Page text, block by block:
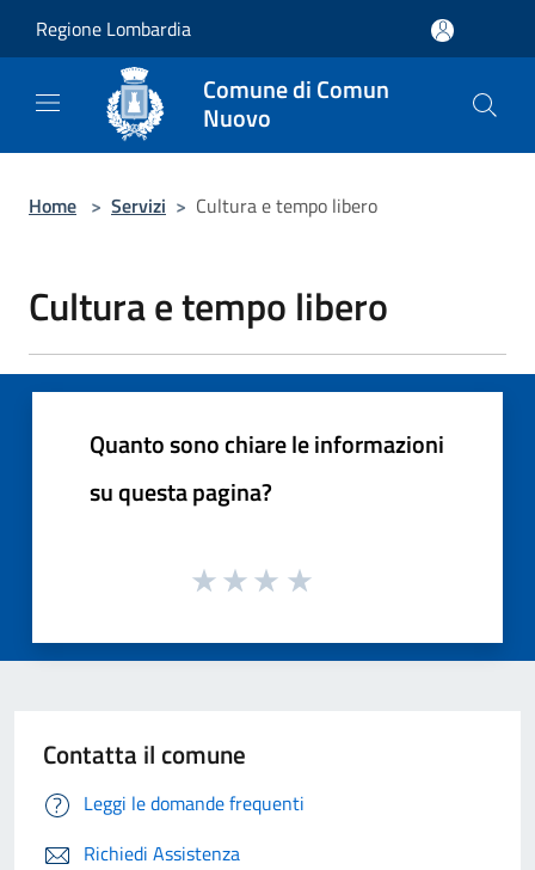
Regione Lombardia
Comune di Comun
Nuovo
Home > Servizi > Cultura e tempo libero
Cultura e tempo libero
Quanto sono chiare le informazioni
su questa pagina?
Contatta il comune
Leggi le domande frequenti
Richiedi Assistenza